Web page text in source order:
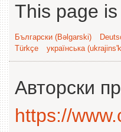
This page
Български (Bəlgarski)
Türkçe
українська
Авторски
https://